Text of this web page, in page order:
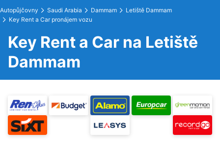
Autopůjčovny Saudi Arabia Dammam
Letiště Dammam
Key Rent a Car pronájem vozu
Key Rent a Car na Letiště
Dammam